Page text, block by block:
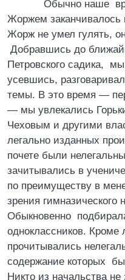
Обычно наше
Жоржем заканчивалось
Жорж не умел гулять,
Добравшись до
Петровского садика,
усевшись,
темы. В это время —
— мы увлекались
Чеховым и другими
легально изданных
почете были
зачитывались в
по преимуществу в
зрения гимназического
Обыкновенно
одноклассников.
прочитывались
содержание которых
Никто из начальства